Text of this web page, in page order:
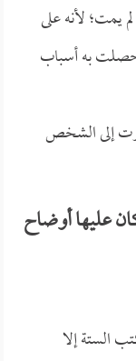
يمت؛ لأنه على
به أسباب
إلى الشخص
عليها أوضاح
الستة إلا